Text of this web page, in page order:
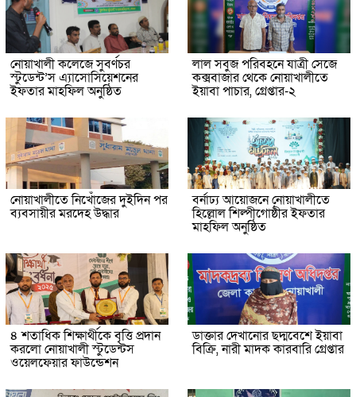
নোয়াখালী কলেজে সুবর্ণচর
স্টুডেন্ট’স এ্যাসোসিয়েশনের
ইফতার মাহফিল অনুষ্ঠিত
লাল সবুজ পরিবহনে যাত্রী সেজে
কক্সবাজার থেকে নোয়াখালীতে
ইয়াবা পাচার, গ্রেপ্তার-২
নোয়াখালীতে নিখোঁজের দুইদিন পর
ব্যবসায়ীর মরদেহ উদ্ধার
বর্নাঢ্য আয়োজনে নোয়াখালীতে
হিল্লোল শিল্পীগোষ্ঠীর ইফতার
মাহফিল অনুষ্ঠিত
৪ শতাধিক শিক্ষার্থীকে বৃত্তি প্রদান
করলো নোয়াখালী স্টুডেন্টস
ওয়েলফেয়ার ফাউন্ডেশন
ডাক্তার দেখানোর ছদ্মবেশে ইয়াবা
বিক্রি, নারী মাদক কারবারি গ্রেপ্তার